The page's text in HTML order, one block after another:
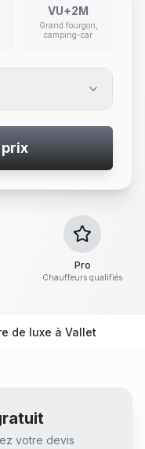
VU+2M
Grand fourgon,
camping-car
Pro
Chauffeurs qualifiés
de luxe à Vallet
votre devis